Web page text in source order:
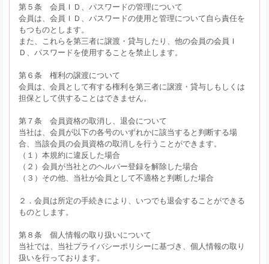
第５条 会員ＩＤ、パスワードの管理について
会員は、会員ＩＤ、パスワードの使用と管理について自ら責任を
もつものとします。
また、これらを第三者に譲渡・貸与したり、他の会員の会員Ｉ
Ｄ、パスワードを使用することを禁止します。
第６条 権利の譲渡について
会員は、会員として有する権利を第三者に譲渡・貸与しもしくは
担保として供することはできません。
第７条 会員資格の取消し、退会について
当社は、会員が以下の各号のいずれかに該当すると判断する場
合、当該会員の会員資格の取消しを行うことができます。
（１）本規約に違反した場合
（２）会員が当社とのヘルパー登録を解除した場合
（３）その他、当社が会員として不適格と判断した場合
２．会員は所定の手続きにより、いつでも退会することができる
ものとします。
第８条 個人情報の取り扱いについて
当社では、当社プライバシーポリシーに基づき、個人情報の取り
扱いを行っております。